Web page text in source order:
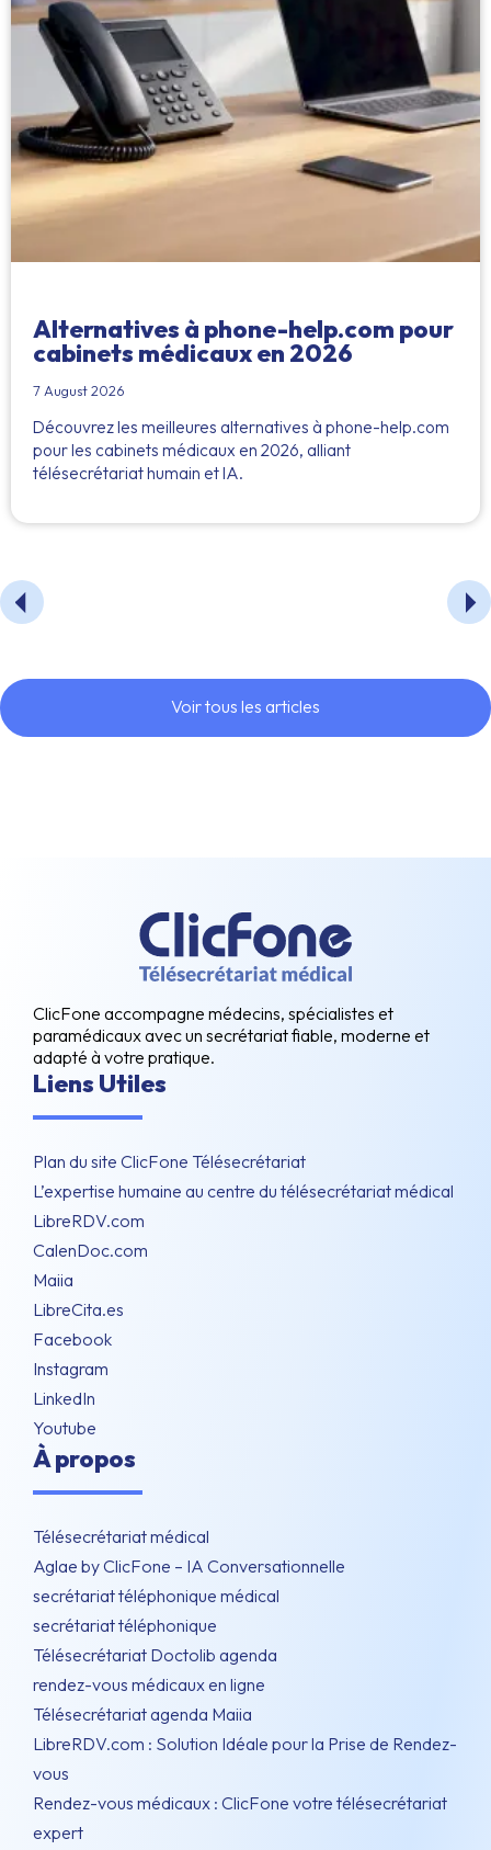
Alternatives à phone-help.com pour
cabinets médicaux en 2026
7 August 2026
Découvrez les meilleures alternatives à phone-help.com
pour les cabinets médicaux en 2026, alliant
télésecrétariat humain et IA.
Voir tous les articles
ClicFone accompagne médecins, spécialistes et
paramédicaux avec un secrétariat fiable, moderne et
adapté à votre pratique.
Liens Utiles
Plan du site ClicFone Télésecrétariat
L’expertise humaine au centre du télésecrétariat médical
LibreRDV.com
CalenDoc.com
Maiia
LibreCita.es
Facebook
Instagram
LinkedIn
Youtube
À propos
Télésecrétariat médical
Aglae by ClicFone – IA Conversationnelle
secrétariat téléphonique médical
secrétariat téléphonique
Télésecrétariat Doctolib agenda
rendez-vous médicaux en ligne
Télésecrétariat agenda Maiia
LibreRDV.com : Solution Idéale pour la Prise de Rendez-
vous
Rendez-vous médicaux : ClicFone votre télésecrétariat
expert